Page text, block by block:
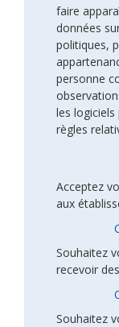
faire
données
politiques,
personne
les
règles
Acceptez
aux
Souhaitez
recevoir
Souhaitez